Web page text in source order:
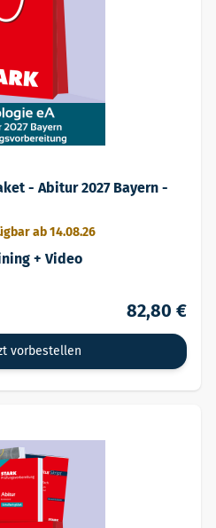
- Abitur 2027 Bayern -
ab 14.08.26
+ Video
82,80 €
vorbestellen